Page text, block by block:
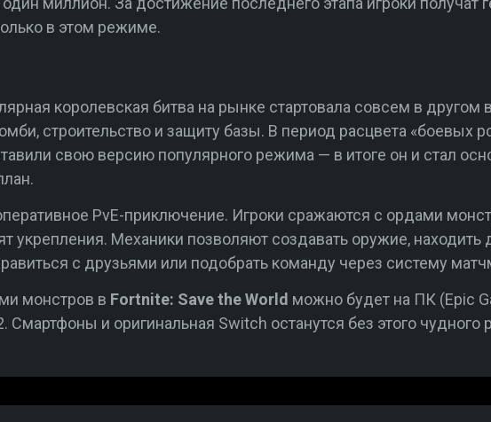
в этом режиме.
королевская битва на рынке стартовала совсем в другом
строительство и защиту базы. В период расцвета «боевых
свою версию популярного режима — в итоге он и стал
PvE-приключение. Игроки сражаются с ордами
укрепления. Механики позволяют создавать оружие, находить
с друзьями или подобрать команду через систему
монстров в Fortnite: Save the World можно будет на ПК (Epic
Смартфоны и оригинальная Switch останутся без этого чудного